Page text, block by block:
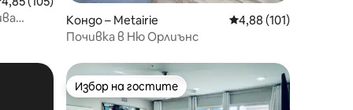
Кондо – Metairie Средна оценка: 4,88
4,88 (101)
Почивка в Ню Орлиънс
Избор на гостите
Избор на гостите